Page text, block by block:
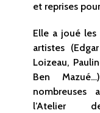
et reprises
Elle a joué
artistes
Loizeau,
Ben
nombreuses
l’Atelier